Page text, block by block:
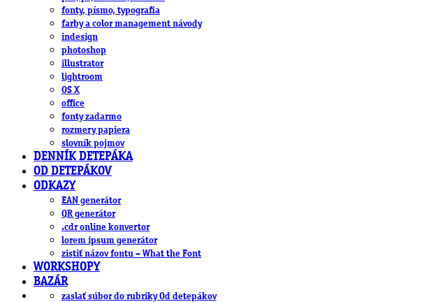
fonty, písmo, typografia
farby a color management návody
indesign
photoshop
illustrator
lightroom
OS X
office
fonty zadarmo
rozmery papiera
slovník pojmov
DENNÍK DETEPÁKA
OD DETEPÁKOV
ODKAZY
EAN generátor
QR generátor
.cdr online konvertor
lorem ipsum generátor
zistiť názov fontu – What the Font
WORKSHOPY
BAZÁR
zaslať súbor do rubriky Od detepákov